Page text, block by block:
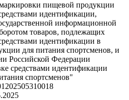
пищевой продукции
идентификации,
информационной
товаров, подлежащих
идентификации в
для питания спортсменов, и
Российской Федерации
средствами идентификации
спортсменов"